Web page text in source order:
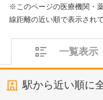
※このページの医療機関・
線距離の近い順で表示され
一覧表示
駅から近い順に